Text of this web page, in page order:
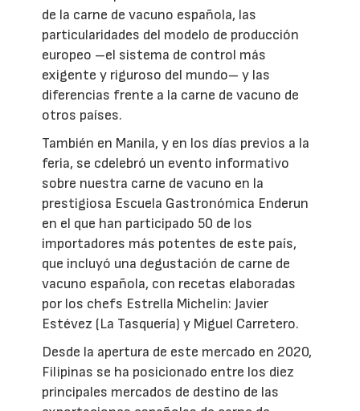
de la carne de vacuno española, las
particularidades del modelo de producción
europeo –el sistema de control más
exigente y riguroso del mundo– y las
diferencias frente a la carne de vacuno de
otros países.
También en Manila, y en los días previos a la
feria, se cdelebró un evento informativo
sobre nuestra carne de vacuno en la
prestigiosa Escuela Gastronómica Enderun
en el que han participado 50 de los
importadores más potentes de este país,
que incluyó una degustación de carne de
vacuno española, con recetas elaboradas
por los chefs Estrella Michelin: Javier
Estévez (La Tasquería) y Miguel Carretero.
Desde la apertura de este mercado en 2020,
Filipinas se ha posicionado entre los diez
principales mercados de destino de las